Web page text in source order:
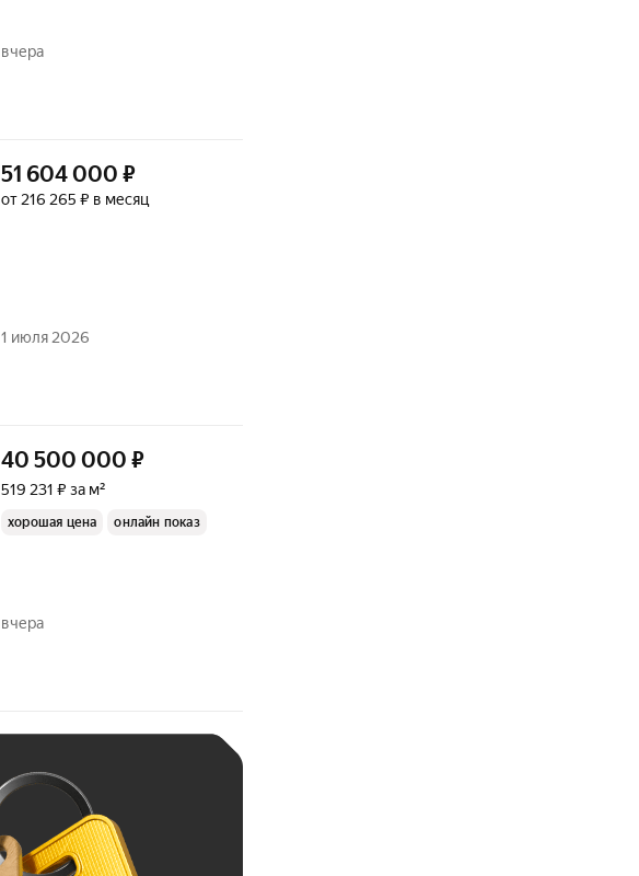
вчера
51 604 000 ₽
от 216 265 ₽ в месяц
1 июля 2026
40 500 000 ₽
519 231 ₽ за м²
хорошая цена онлайн показ
вчера